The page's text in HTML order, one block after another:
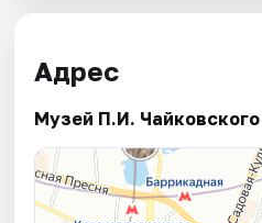
Адрес
Музей П.И.